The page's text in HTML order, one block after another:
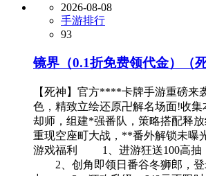
2026-08-08
手游排行
93
镜界（0.1折免费领代金）（死
【死神】官方****卡牌手游重磅来
色，精致立绘还原卍解名场面!收
却师，组建*强番队，策略搭配释
重现空座町大战，**番外解锁未
游戏福利 1、进游狂送100高抽
2、创角即领日番谷冬狮郎，登